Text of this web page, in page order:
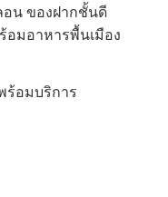
อน ของฝากชั้นดี
อมอาหารพื้นเมือง
ร้อมบริการ